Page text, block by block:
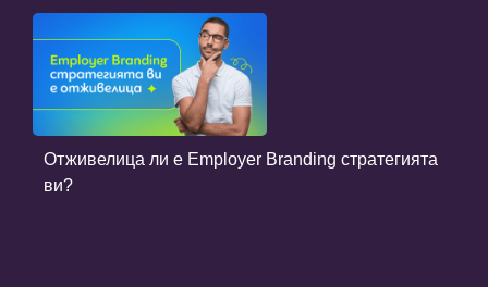
Отживелица ли е Employer Branding стратегията
ви?